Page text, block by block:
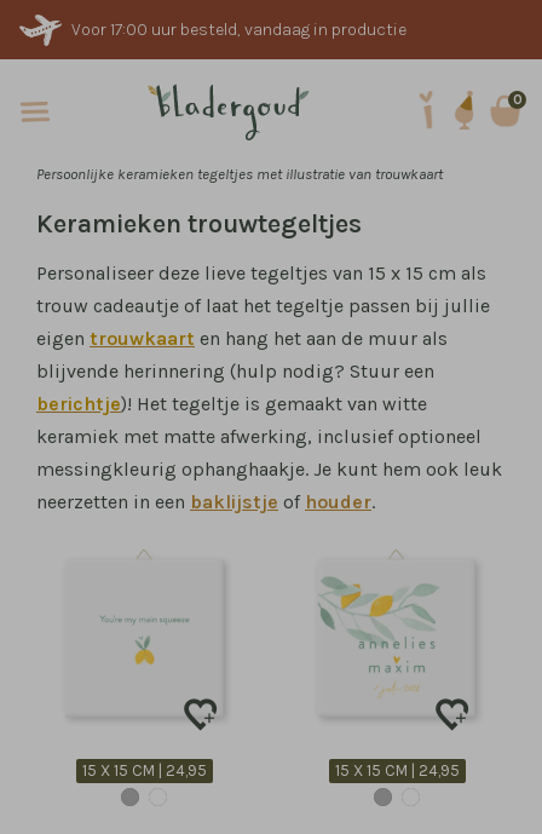
Voor 17:00 uur besteld, vandaag in productie
0
Persoonlijke keramieken tegeltjes met illustratie van trouwkaart
Keramieken trouwtegeltjes
Personaliseer deze lieve tegeltjes van 15 x 15 cm als
trouw cadeautje of laat het tegeltje passen bij jullie
eigen trouwkaart en hang het aan de muur als
blijvende herinnering (hulp nodig? Stuur een
berichtje)! Het tegeltje is gemaakt van witte
keramiek met matte afwerking, inclusief optioneel
messingkleurig ophanghaakje. Je kunt hem ook leuk
neerzetten in een baklijstje of houder.
15 X 15 CM | 24,95 15 X 15 CM | 24,95